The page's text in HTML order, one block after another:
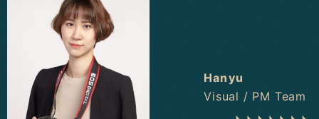
Hanyu
Visual / PM Team